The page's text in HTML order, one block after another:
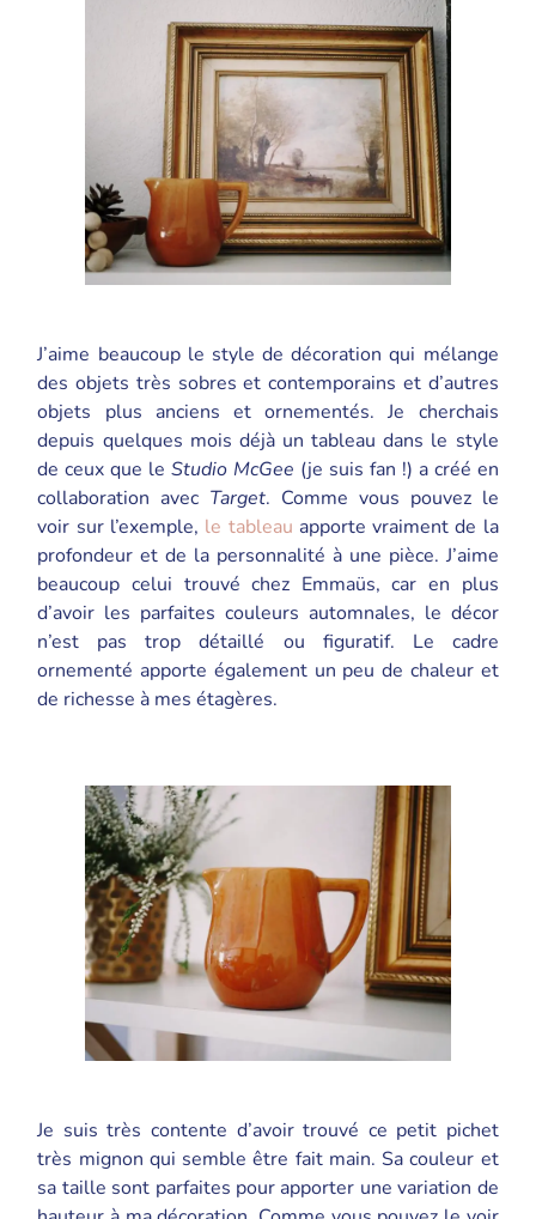
J’aime beaucoup le style de décoration qui mélange
des objets très sobres et contemporains et d’autres
objets plus anciens et ornementés. Je cherchais
depuis quelques mois déjà un tableau dans le style
de ceux que leStudio McGee (je suis fan !) a créé en
collaboration avec Target. Comme vous pouvez le
voir sur l’exemple, le tableau apporte vraiment de la
profondeur et de la personnalité à une pièce. J’aime
beaucoup celui trouvé chez Emmaüs, car en plus
d’avoir les parfaites couleurs automnales, le décor
n’est pas trop détaillé ou figuratif. Le cadre
ornementé apporte également un peu de chaleur et
de richesse à mes étagères.
Je suis très contente d’avoir trouvé ce petit pichet
très mignon qui semble être fait main. Sa couleur et
sa taille sont parfaites pour apporter une variation de